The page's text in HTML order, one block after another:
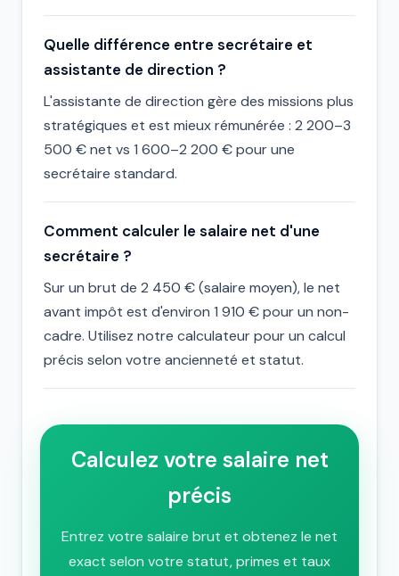
Quelle différence entre secrétaire et
assistante de direction ?
L'assistante de direction gère des missions plus
stratégiques et est mieux rémunérée : 2 200–3
500 € net vs 1 600–2 200 € pour une
secrétaire standard.
Comment calculer le salaire net d'une
secrétaire ?
Sur un brut de 2 450 € (salaire moyen), le net
avant impôt est d'environ 1 910 € pour un non-
cadre. Utilisez notre calculateur pour un calcul
précis selon votre ancienneté et statut.
Calculez votre salaire net
précis
Entrez votre salaire brut et obtenez le net
exact selon votre statut, primes et taux